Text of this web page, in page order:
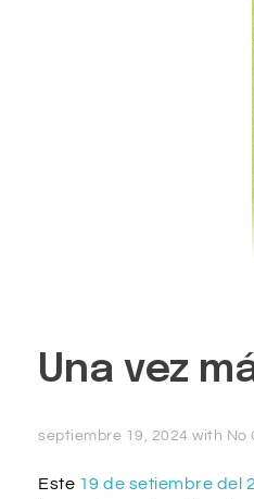
Una vez
septiembre 19, 2024 with No
Este 19 de setiembre del